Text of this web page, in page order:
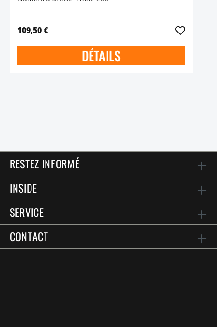
109,50 €
DÉTAILS
RESTEZ INFORMÉ
INSIDE
SERVICE
CONTACT